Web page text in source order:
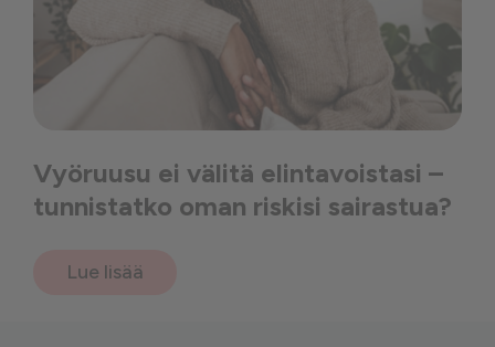
Vyöruusu ei välitä elintavoistasi –
tunnistatko oman riskisi sairastua?
Lue lisää